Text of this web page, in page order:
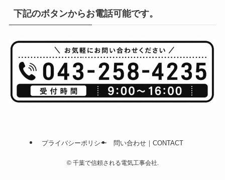
下記のボタンからお電話可能です。
プライバシーポリシー 問い合わせ｜CONTACT
©千葉で信頼される電気工事会社.